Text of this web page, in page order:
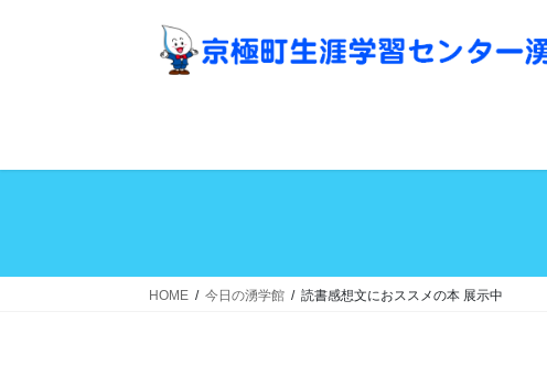
ス
ン
HOME 今日の湧学館 読書感想文におススメの本 展示中